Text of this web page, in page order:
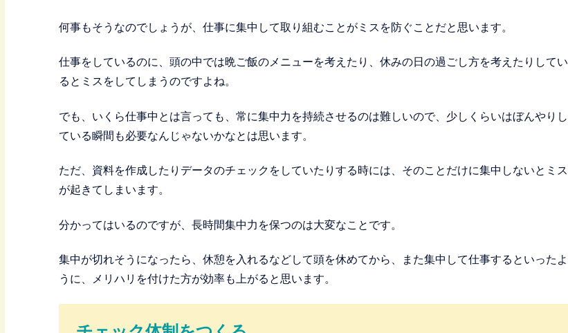
何事もそうなのでしょうが、仕事に集中して取り組むことがミスを防ぐことだと思います。
仕事をしているのに、頭の中では晩ご飯のメニューを考えたり、休みの日の過ごし方を考えたりしてい
るとミスをしてしまうのですよね。
でも、いくら仕事中とは言っても、常に集中力を持続させるのは難しいので、少しくらいはぼんやりし
ている瞬間も必要なんじゃないかなとは思います。
ただ、資料を作成したりデータのチェックをしていたりする時には、そのことだけに集中しないとミス
が起きてしまいます。
分かってはいるのですが、長時間集中力を保つのは大変なことです。
集中が切れそうになったら、休憩を入れるなどして頭を休めてから、また集中して仕事するといったよ
うに、メリハリを付けた方が効率も上がると思います。